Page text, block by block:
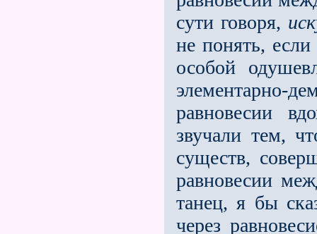
сути говоря,
не понять,
особой
элементарно-
равновесии
звучали тем,
существ,
равновесии
танец, я бы
через